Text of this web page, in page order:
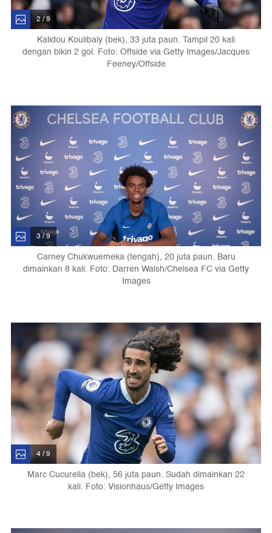
2 / 9
Kalidou Koulibaly (bek), 33 juta paun. Tampil 20 kali
dengan bikin 2 gol. Foto: Offside via Getty Images/Jacques
Feeney/Offside
3 / 9
Carney Chukwuemeka (tengah), 20 juta paun. Baru
dimainkan 8 kali. Foto: Darren Walsh/Chelsea FC via Getty
Images
4 / 9
Marc Cucurella (bek), 56 juta paun. Sudah dimainkan 22
kali. Foto: Visionhaus/Getty Images